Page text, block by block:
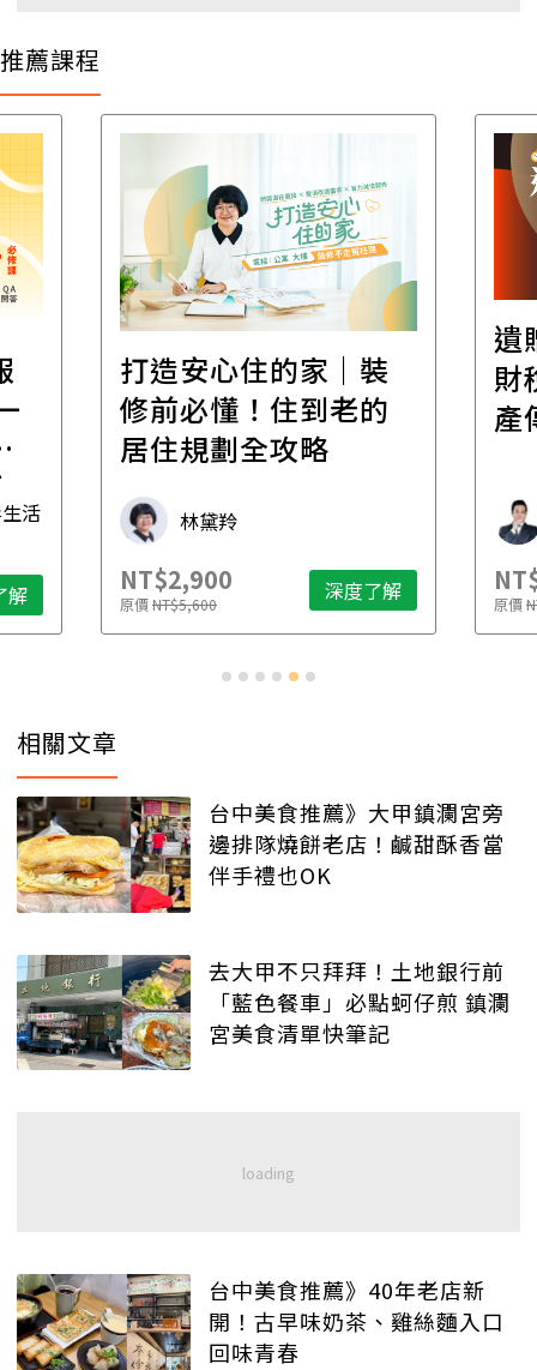
推薦課程
活
解
打造安心住的家｜裝
修前必懂！住到老的
居住規劃全攻略
林黛羚
NT$2,900
原價NT$5,600 深度了解
遺
財
產
原價
相關文章
台中美食推薦》大甲鎮瀾宮旁
邊排隊燒餅老店！鹹甜酥香當
伴手禮也OK
去大甲不只拜拜！土地銀行前
「藍色餐車」必點蚵仔煎 鎮瀾
宮美食清單快筆記
台中美食推薦》40年老店新
開！古早味奶茶、雞絲麵入口
回味青春